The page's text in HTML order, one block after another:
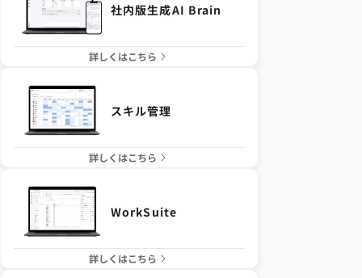
社内版生成AI Brain
詳しくはこちら
スキル管理
詳しくはこちら
WorkSuite
詳しくはこちら